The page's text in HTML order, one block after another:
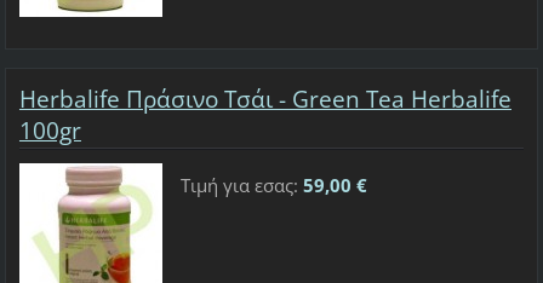
Herbalife Πράσινο Τσάι - Green Tea Herbalife
100gr
Τιμή για εσας: 59,00 €